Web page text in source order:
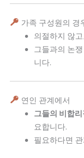
가족 구성원의 경
의절하지 않
그들과의 논
니다.
연인 관계에서
그들의 비합
요합니다.
필요하다면